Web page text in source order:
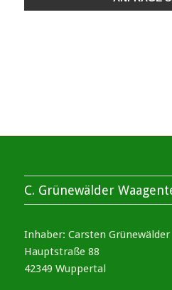
C. Grünewälder
Inhaber: Carsten Grünewälder
Hauptstraße 88
42349 Wuppertal